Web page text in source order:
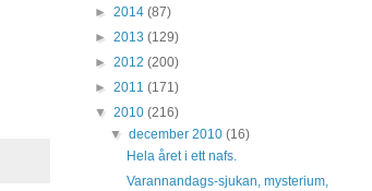
► 2014 (87)
► 2013 (129)
► 2012 (200)
► 2011 (171)
▼ 2010 (216)
▼december 2010(16)
Hela året i ett nafs.
Varannandags-sjukan, mysterium,